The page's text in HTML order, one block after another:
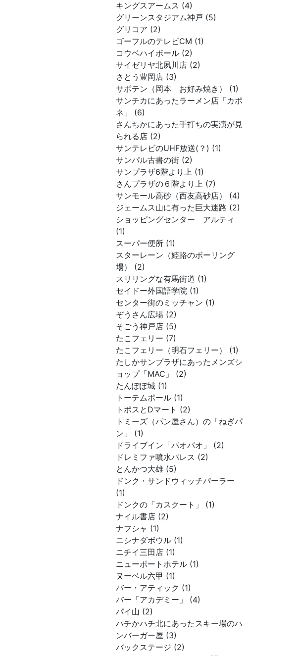
キングスアームス (4)
グリーンスタジアム神戸 (5)
グリコア (2)
ゴーフルのテレビCM (1)
コウベハイボール (2)
サイゼリヤ北夙川店 (2)
さとう豊岡店 (3)
サボテン（岡本 お好み焼き） (1)
サンチカにあったラーメン店「カポ
ネ」 (6)
さんちかにあった手打ちの実演が見
られる店 (2)
サンテレビのUHF放送(？) (1)
サンパル古書の街 (2)
サンプラザ6階より上 (1)
さんプラザの６階より上 (7)
サンモール高砂（西友高砂店） (4)
ジェームス山に有った巨大迷路 (2)
ショッピングセンター アルティ
(1)
スーパー便所 (1)
スターレーン（姫路のボーリング
場） (2)
スリリングな有馬街道 (1)
セイドー外国語学院 (1)
センター街のミッチャン (1)
ぞうさん広場 (2)
そごう神戸店 (5)
たこフェリー (7)
たこフェリー（明石フェリー） (1)
たしかサンプラザにあったメンズシ
ョップ「MAC」 (2)
たんぽぽ城 (1)
トーテムポール (1)
トポスとDマート (2)
トミーズ（パン屋さん）の「ねぎパ
ン」 (1)
ドライブイン「パオパオ」 (2)
ドレミファ噴水パレス (2)
とんかつ大雄 (5)
ドンク・サンドウィッチパーラー
(1)
ドンクの「カスクート」 (1)
ナイル書店 (2)
ナフシャ (1)
ニシナダボウル (1)
ニチイ三田店 (1)
ニューポートホテル (1)
ヌーベル六甲 (1)
バー・アティック (1)
バー「アカデミー」 (4)
パイ山 (2)
ハチかハチ北にあったスキー場のハ
ンバーガー屋 (3)
バックステージ (2)